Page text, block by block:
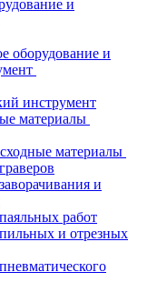
и
оборудование и
инструмент
материалы
материалы
и
работ
и отрезных